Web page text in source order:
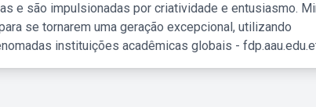
e são impulsionadas por criatividade e entusiasmo.
se tornarem uma geração excepcional, utilizando
instituições acadêmicas globais -